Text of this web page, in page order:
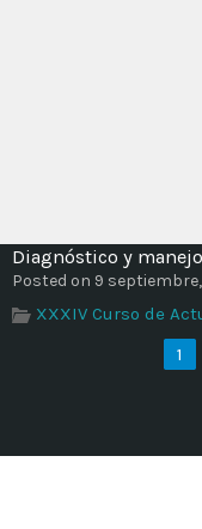
Diagnóstico y manejo
Posted on 9 septiembre,
XXXIV Curso de
1